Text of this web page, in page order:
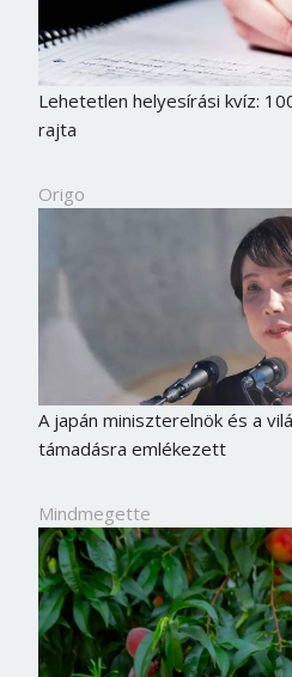
Lehetetlen helyesírási kvíz:
rajta
Origo
A japán miniszterelnök és a
támadásra emlékezett
Mindmegette